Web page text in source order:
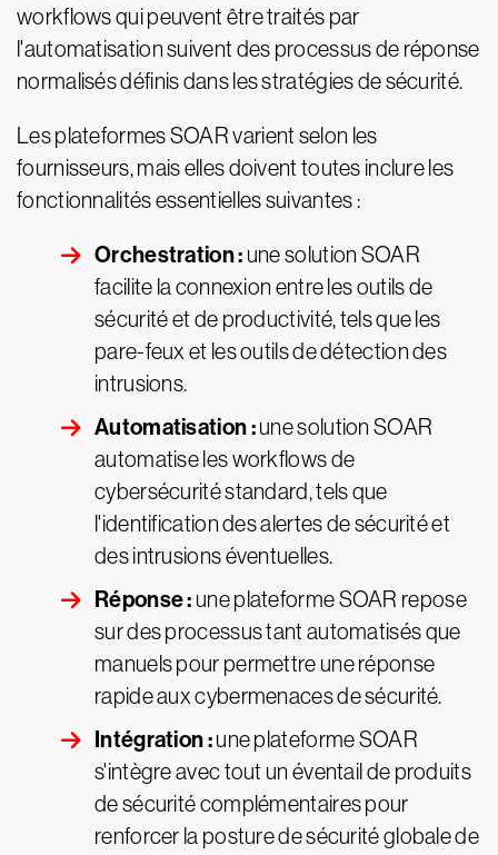
workflows qui peuvent être traités par
l'automatisation suivent des processus de réponse
normalisés définis dans les stratégies de sécurité.
Les plateformes SOAR varient selon les
fournisseurs, mais elles doivent toutes inclure les
fonctionnalités essentielles suivantes :
Orchestration : une solution SOAR
facilite la connexion entre les outils de
sécurité et de productivité, tels que les
pare-feux et les outils de détection des
intrusions.
Automatisation :une solution SOAR
automatise les workflows de
cybersécurité standard, tels que
l'identification des alertes de sécurité et
des intrusions éventuelles.
Réponse : une plateforme SOAR repose
sur des processus tant automatisés que
manuels pour permettre une réponse
rapide aux cybermenaces de sécurité.
Intégration :une plateforme SOAR
s'intègre avec tout un éventail de produits
de sécurité complémentaires pour
renforcer la posture de sécurité globale de